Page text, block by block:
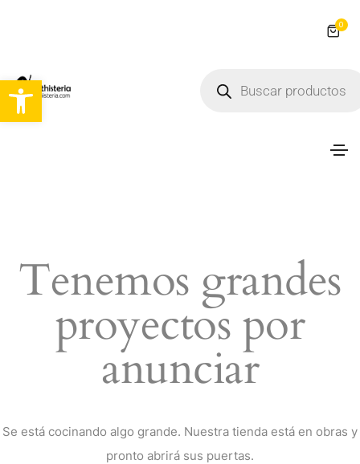
Abrir barra de herramientas
0
Tenemos grandes
proyectos por
anunciar
Se está cocinando algo grande. Nuestra tienda está en obras y
pronto abrirá sus puertas.